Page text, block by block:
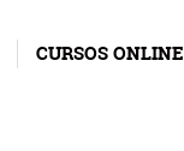
CURSOS ONLINE